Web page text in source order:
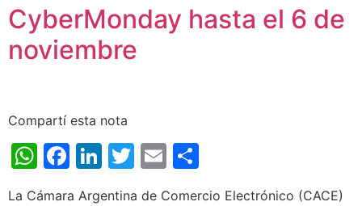
CyberMonday hasta el 6 de
noviembre
Compartí esta nota
WhatsApp
Facebook
LinkedIn
Twitter
Email
La Cámara Argentina de Comercio Electrónico (CACE)